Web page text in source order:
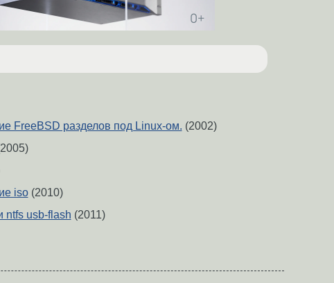
FreeBSD разделов под Linux-ом. (2002)
iso(2010)
ntfs usb-flash (2011)